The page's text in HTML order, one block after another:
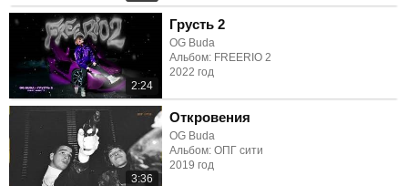
2:24
Грусть 2
OG Buda
Альбом: FREERIO 2
2022 год
3:36
Откровения
OG Buda
Альбом: ОПГ сити
2019 год